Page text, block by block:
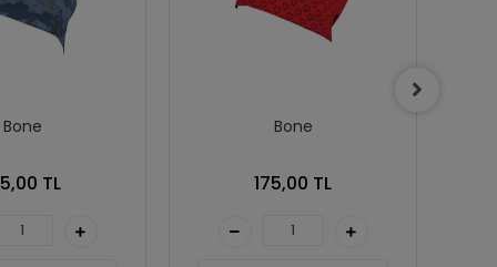
Bone
TL
Bone
175,00 TL